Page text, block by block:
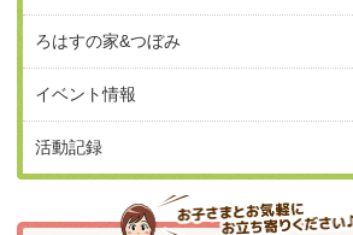
ろはすの家&つぼみ
イベント情報
活動記録